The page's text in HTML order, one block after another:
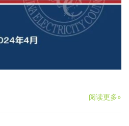
阅读更多»